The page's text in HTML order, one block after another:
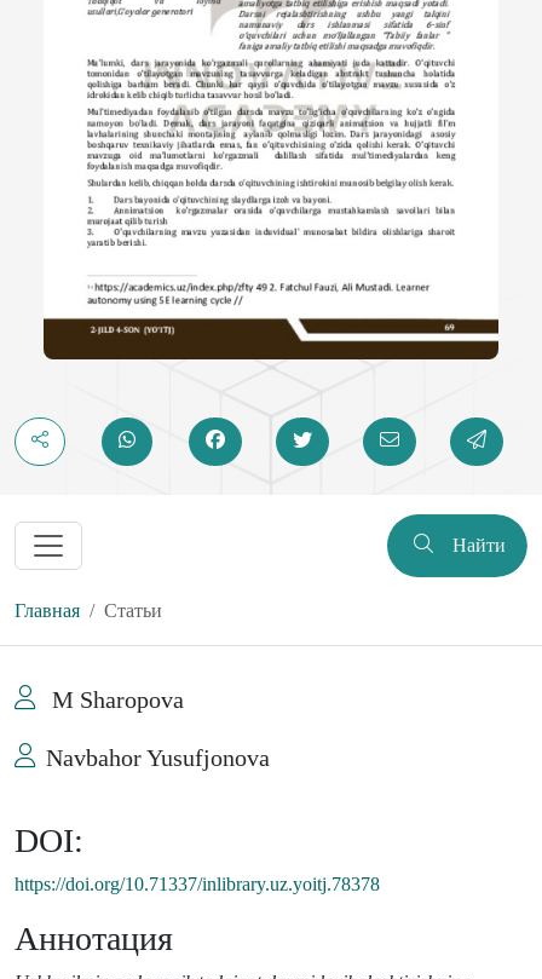
Найти
Главная Статьи
M Sharopova
Navbahor Yusufjonova
DOI:
https://doi.org/10.71337/inlibrary.uz.yoitj.78378
Аннотация